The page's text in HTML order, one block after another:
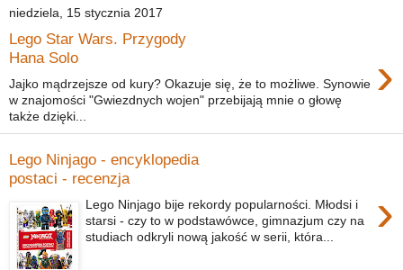
niedziela, 15 stycznia 2017
Lego Star Wars. Przygody
Hana Solo
›
Jajko mądrzejsze od kury? Okazuje się, że to możliwe. Synowie
w znajomości "Gwiezdnych wojen" przebijają mnie o głowę
także dzięki...
Lego Ninjago - encyklopedia
postaci - recenzja
›
Lego Ninjago bije rekordy popularności. Młodsi i
starsi - czy to w podstawówce, gimnazjum czy na
studiach odkryli nową jakość w serii, która...